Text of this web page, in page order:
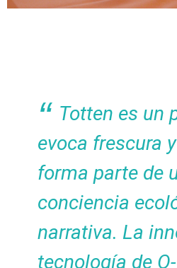
Totten es un
evoca frescura
forma parte de
conciencia
narrativa. La
tecnología de